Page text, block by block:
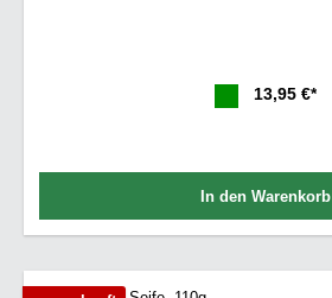
13,95 €*
In den Warenkorb